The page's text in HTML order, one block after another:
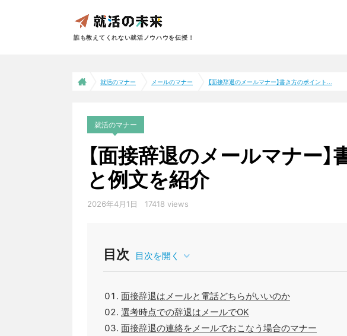
誰も教えてくれない就活ノウハウを伝授！
就活のマナー メールのマナー 【面接辞退のメールマナー】書き方のポイント...
就活のマナー
【面接辞退のメールマナー
と例文を紹介
2026年4月1日 17418 views
目次 目次を開く
面接辞退はメールと電話どちらがいいのか
選考時点での辞退はメールでOK
面接辞退の連絡をメールでおこなう場合のマナー